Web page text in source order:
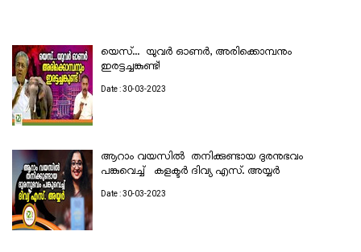
യെസ്... യുവർ ഓണർ, അരിക്കൊമ്പനും
ഇരട്ടച്ചങ്കുണ്ട്!
Date : 30-03-2023
ആറാം വയസിൽ തനിക്കുണ്ടായ ദുരനുഭവം
പങ്കുവെച്ച് കളക്ടര്‍ ദിവ്യ എസ്. അയ്യര്‍
Date : 30-03-2023